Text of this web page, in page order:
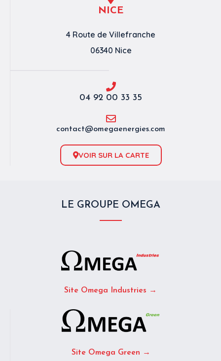
NICE
4 Route de Villefranche
06340 Nice
04 92 00 33 35
contact@omegaenergies.com
VOIR SUR LA CARTE
LE GROUPE OMEGA
Site Omega Industries →
Site Omega Green →